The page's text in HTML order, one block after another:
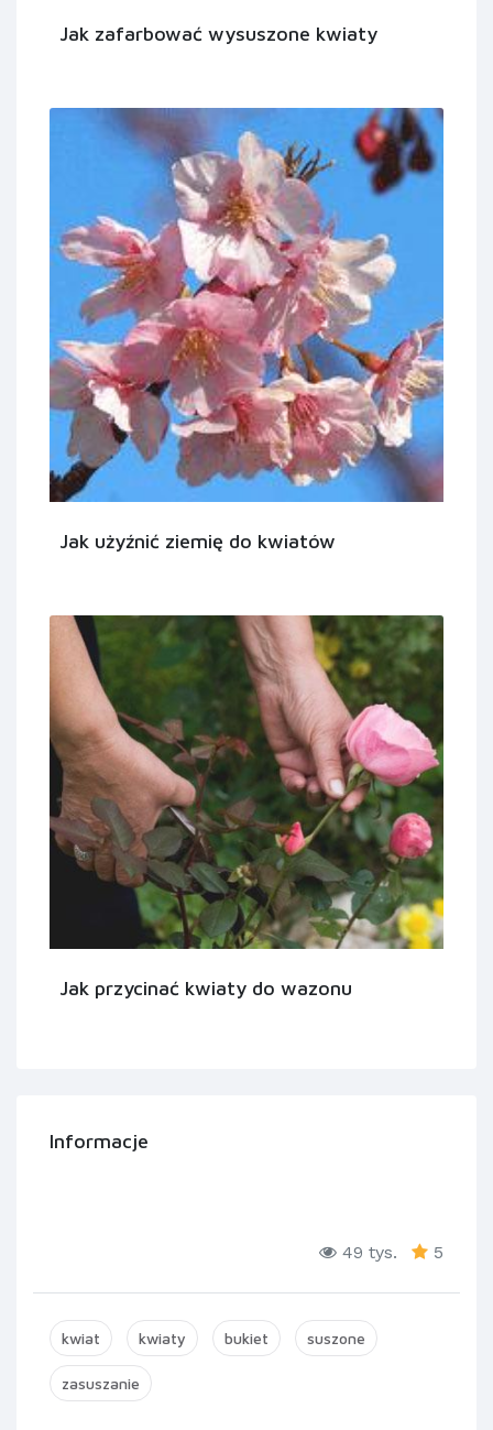
Jak zafarbować wysuszone kwiaty
Jak użyźnić ziemię do kwiatów
Jak przycinać kwiaty do wazonu
Informacje
49 tys. 5
kwiat kwiaty bukiet suszone
zasuszanie